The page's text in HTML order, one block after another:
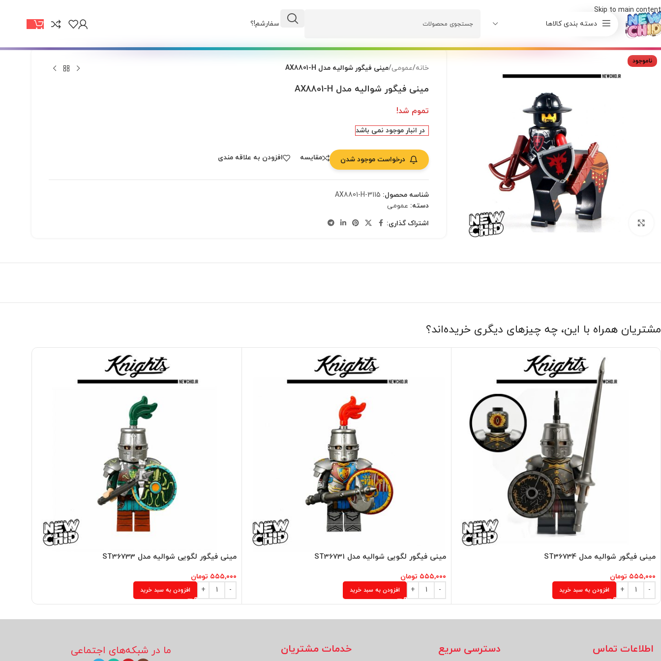
Skip to main content
دسته بندی کالاها
وضعیت سفارشم!؟
ناموجود
بزرگنمایی تصویر
خانه/عمومی/مینی فیگور شوالیه مدل AX8801-H
مینی فیگور شوالیه مدل AX8801-H
تموم شد!
در انبار موجود نمی باشد
درخواست موجود شدن مقایسه افزودن به علاقه مندی
شناسه محصول: AX8801-H-3115
دسته: عمومی
اشتراک گذاری:
مشتریان همراه با این، چه چیزهای دیگری خریده‌اند؟
مینی فیگور شوالیه مدل ST36734
۵۵۵,۰۰۰ تومان
افزودن به سبد خرید
مینی فیگور لگویی شوالیه مدل ST36731
۵۵۵,۰۰۰ تومان
افزودن به سبد خرید
مینی فیگور لگویی شوالیه مدل ST36733
۵۵۵,۰۰۰ تومان
افزودن به سبد خرید
اطلاعات تماس دسترسی سریع خدمات مشتریان ما در شبکه‌های اجتماعی